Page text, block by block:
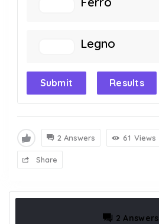
Legno
Submit Results
2 Answers 61 Views
Share
2 Answers